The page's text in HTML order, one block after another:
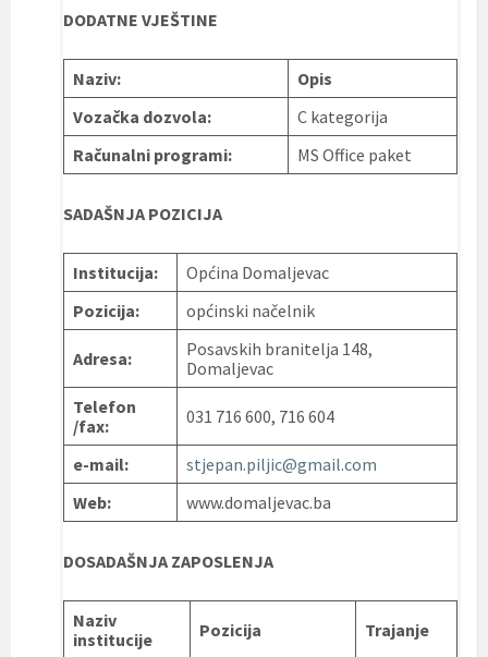
DODATNE VJEŠTINE
Naziv:
Opis
Vozačka dozvola:
C kategorija
Računalni programi:
MS Office paket
SADAŠNJA POZICIJA
Institucija:
Općina Domaljevac
Pozicija:
općinski načelnik
Adresa:
Posavskih branitelja 148,
Domaljevac
Telefon
/fax:
031 716 600, 716 604
e-mail:
stjepan.piljic@gmail.com
Web:
www.domaljevac.ba
DOSADAŠNJA ZAPOSLENJA
Naziv
institucije
Pozicija Trajanje